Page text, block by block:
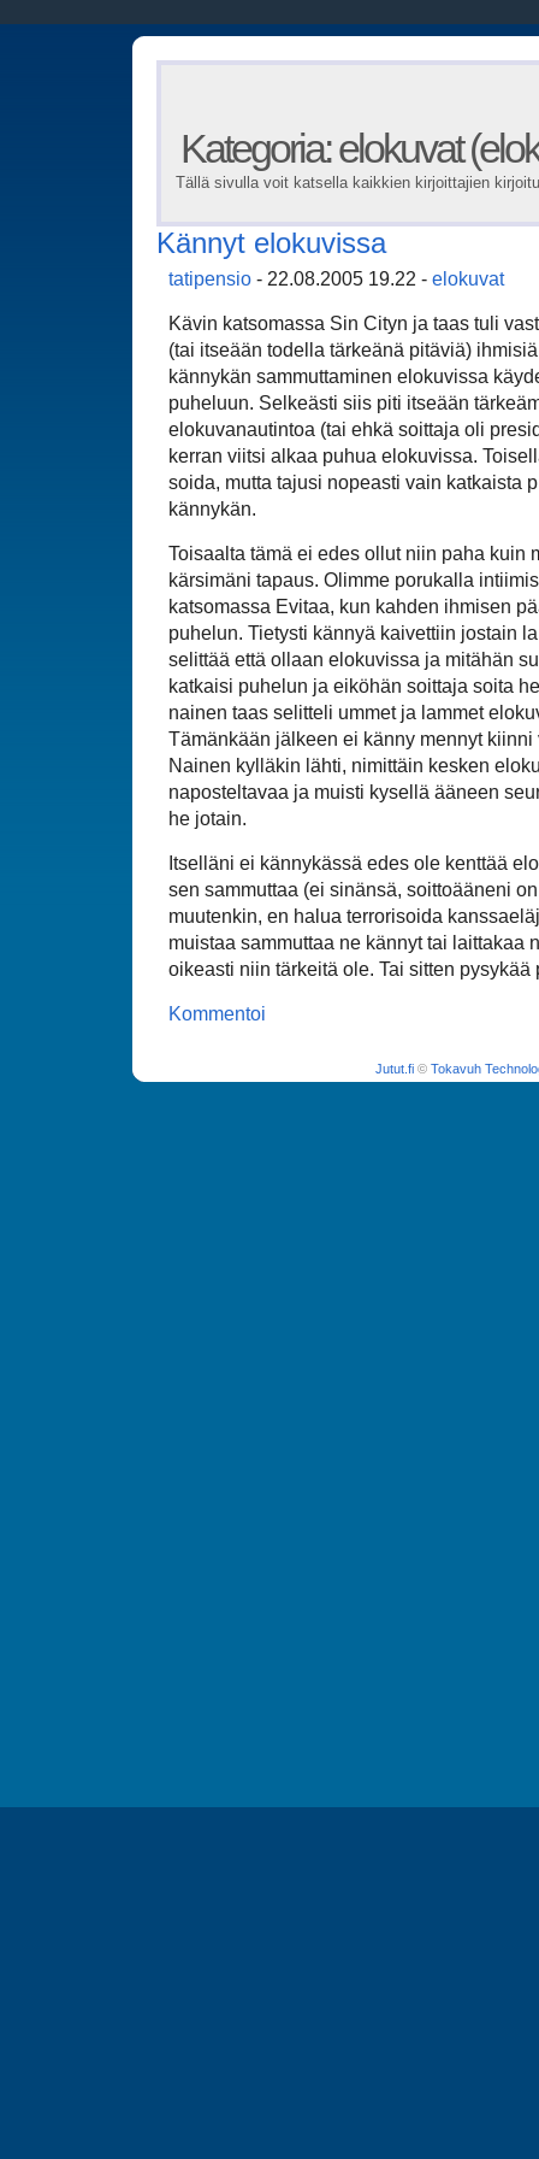
Kategoria: elokuvat
Tällä sivulla voit katsella kaikkien kirjoittajien
Kännyt elokuvissa
tatipensio - 22.08.2005 19.22 - elokuvat
Kävin katsomassa Sin Cityn ja taas tuli
(tai itseään todella tärkeänä pitäviä)
kännykän sammuttaminen elokuvissa
puheluun. Selkeästi siis piti itseään
elokuvanautintoa (tai ehkä soittaja oli
kerran viitsi alkaa puhua elokuvissa.
soida, mutta tajusi nopeasti vain katkaista
kännykän.
Toisaalta tämä ei edes ollut niin paha kuin
kärsimäni tapaus. Olimme porukalla
katsomassa Evitaa, kun kahden ihmisen
puhelun. Tietysti kännyä kaivettiin jostain
selittää että ollaan elokuvissa ja mitähän
katkaisi puhelun ja eiköhän soittaja soita
nainen taas selitteli ummet ja lammet
Tämänkään jälkeen ei känny mennyt
Nainen kylläkin lähti, nimittäin kesken
naposteltavaa ja muisti kysellä ääneen
he jotain.
Itselläni ei kännykässä edes ole kenttää
sen sammuttaa (ei sinänsä, soittoääneni
muutenkin, en halua terrorisoida
muistaa sammuttaa ne kännyt tai laittakaa
oikeasti niin tärkeitä ole. Tai sitten pysykää
Kommentoi
Jutut.fi© Tokavuh